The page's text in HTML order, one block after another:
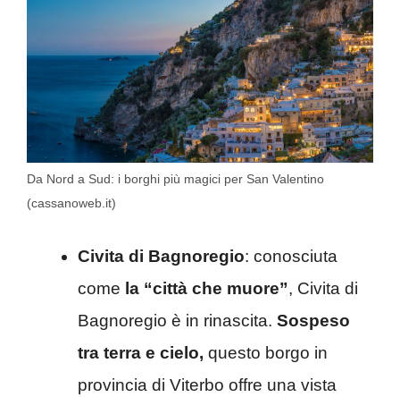
Da Nord a Sud: i borghi più magici per San Valentino
(cassanoweb.it)
Civita di Bagnoregio: conosciuta
come la “città che muore”, Civita di
Bagnoregio è in rinascita. Sospeso
tra terra e cielo, questo borgo in
provincia di Viterbo offre una vista